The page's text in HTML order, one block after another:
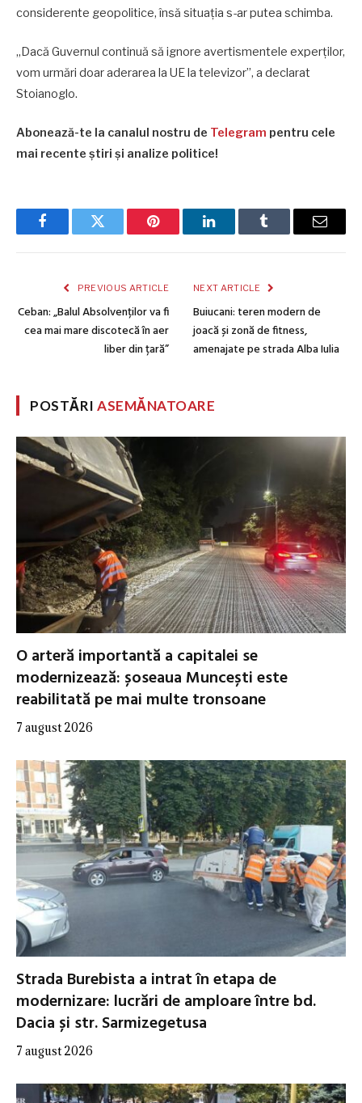
considerente geopolitice, însă situația s-ar putea schimba.
„Dacă Guvernul continuă să ignore avertismentele experților,
vom urmări doar aderarea la UE la televizor”, a declarat
Stoianoglo.
Abonează-te la canalul nostru de Telegram pentru cele
mai recente știri și analize politice!
FacebookTwitter Pinterest LinkedInTumblr Email
PREVIOUS ARTICLE
Ceban: „Balul Absolvenților va fi
cea mai mare discotecă în aer
liber din țară”
NEXT ARTICLE
Buiucani: teren modern de
joacă și zonă de fitness,
amenajate pe strada Alba Iulia
POSTĂRIASEMĂNATOARE
O arteră importantă a capitalei se
modernizează: șoseaua Muncești este
reabilitată pe mai multe tronsoane
7 august 2026
Strada Burebista a intrat în etapa de
modernizare: lucrări de amploare între bd.
Dacia și str. Sarmizegetusa
7 august 2026